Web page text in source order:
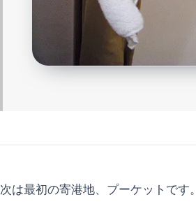
次は最初の寄港地、プーケットです。